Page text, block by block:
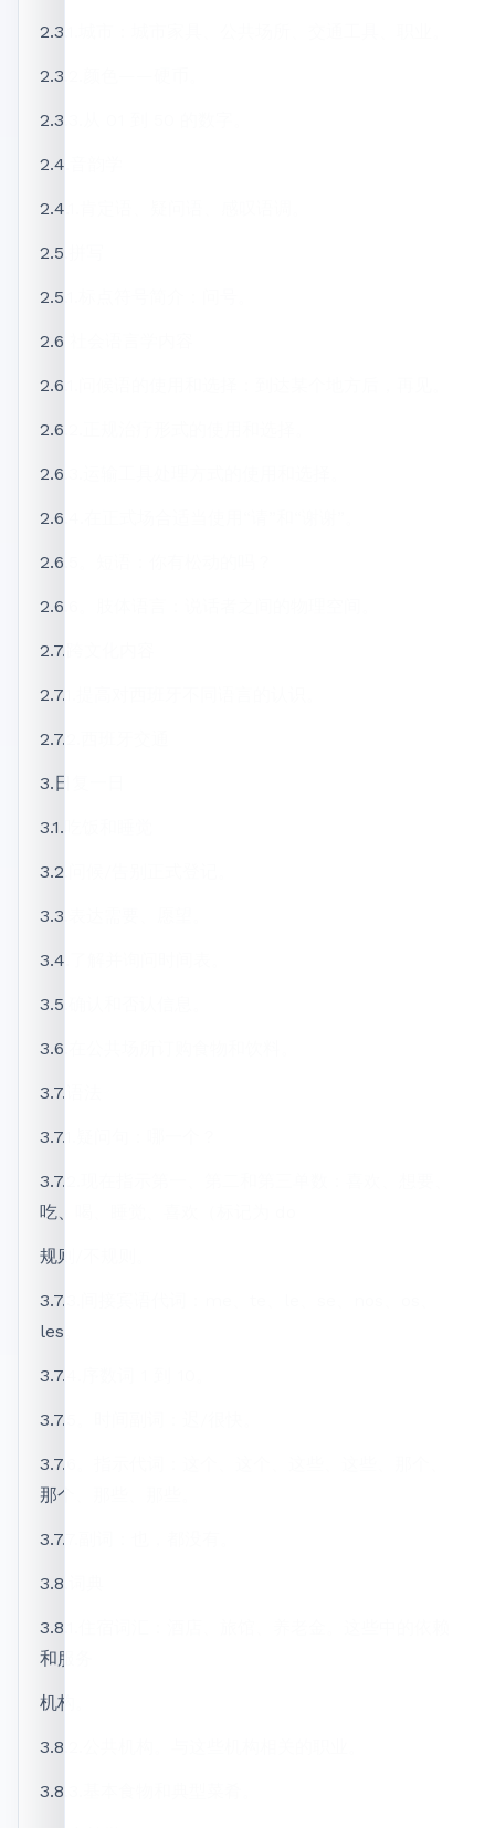
2.3.1.城市：城市家具、公共场所、交通工具、职业。
2.3.2.颜色——硬币。
2.3.3.从 01 到 50 的数字。
2.4.音韵学
2.4.1.肯定语、疑问语、感叹语调。
2.5.拼写
2.5.1.标点符号简介：问号。
2.6 社会语言学内容
2.6.1.问候语的使用和选择：到达某个地方后，再见。
2.6.2.正规治疗形式的使用和选择。
2.6.3.运输工具处理方式的使用和选择。
2.6.4.在正式场合适当使用“请”和“谢谢”。
2.6.5。短语：你有松动的吗？
2.6.6。肢体语言：说话者之间的物理空间。
2.7.跨文化内容
2.7.1.提高对西班牙不同语言的认识。
2.7.2.西班牙交通
3.日复一日
3.1.吃饭和睡觉
3.2.问候/告别正式登记。
3.3.表达需要、愿望。
3.4.了解并询问时间表。
3.5.确认和否认信息。
3.6.在公共场所订购食物和饮料。
3.7.语法
3.7.1.疑问句：哪一个？
3.7.2.现在指示第一、第二和第三单数：喜欢、想要、
吃、喝、睡觉、喜欢（标记为 do
规则/不规则。
3.7.3.间接宾语代词：me、te、le、se、nos、os、
les。
3.7.4.序数词 1 到 10。
3.7.5。时间副词：迟/很快。
3.7.6。指示代词：这个、这个、这些、这些、那个、
那个、那些、那些。
3.7.7.副词：也，都没有。
3.8.词典
3.8.1.住宿词汇：酒店、旅馆、养老金。这些中的依赖
和服务
机构。
3.8.2.公共机构。与这些机构相关的职业。
3.8.3.基本食物和典型菜肴。